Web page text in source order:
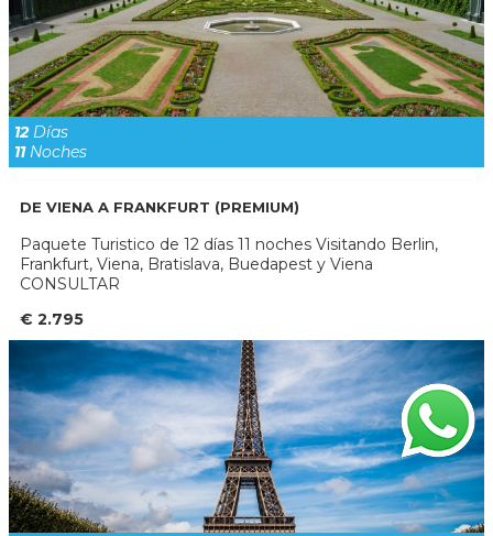
12Días
11Noches
DE VIENA A FRANKFURT (PREMIUM)
Paquete Turistico de 12 días 11 noches Visitando Berlin,
Frankfurt, Viena, Bratislava, Buedapest y Viena
CONSULTAR
€ 2.795